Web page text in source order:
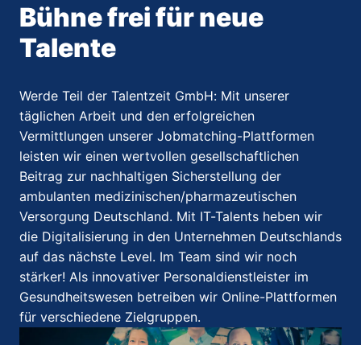
Bühne frei für neue
Talente​
Werde Teil der Talentzeit GmbH: Mit unserer
täglichen Arbeit und den erfolgreichen
Vermittlungen unserer Jobmatching-Plattformen
leisten wir einen wertvollen gesellschaftlichen
Beitrag zur nachhaltigen Sicherstellung der
ambulanten medizinischen/pharmazeutischen
Versorgung Deutschland. Mit IT-Talents heben wir
die Digitalisierung in den Unternehmen Deutschlands
auf das nächste Level. Im Team sind wir noch
stärker! Als innovativer Personaldienstleister im
Gesundheitswesen betreiben wir Online-Plattformen
für verschiedene Zielgruppen.